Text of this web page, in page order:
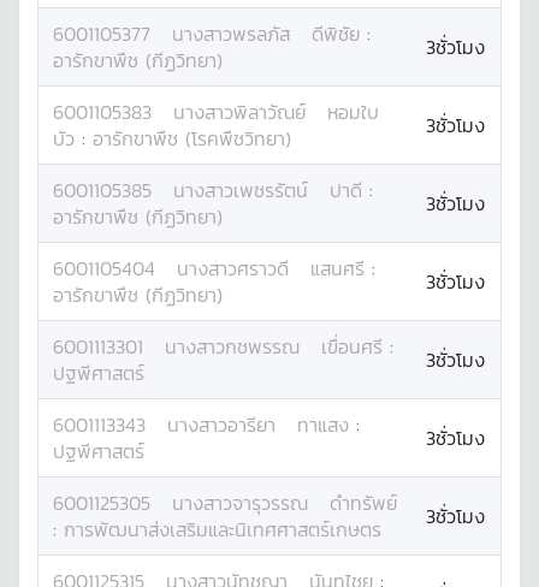
6001105377 นางสาวพรลภัส ดีพิชัย :
อารักขาพืช (กีฏวิทยา)
3ชั่วโมง
6001105383 นางสาวพิลาวัณย์
หอมใบ
บัว : อารักขาพืช (โรคพืชวิทยา) 3ชั่วโมง
6001105385 นางสาวเพชรรัตน์ ปาดี :
อารักขาพืช (กีฏวิทยา)
3ชั่วโมง
6001105404 นางสาวศราวดี แสนศรี :
อารักขาพืช (กีฏวิทยา)
3ชั่วโมง
6001113301 นางสาวกชพรรณ เขื่อนศรี :
ปฐพีศาสตร์
3ชั่วโมง
6001113343 นางสาวอารียา ทาแสง :
ปฐพีศาสตร์
3ชั่วโมง
6001125305 นางสาวจารุวรรณ
ดำทรัพย์
: การพัฒนาส่งเสริมและนิเทศศาสตร์เกษตร 3ชั่วโมง
6001125315 นางสาวนัทชญา นันทไชย :